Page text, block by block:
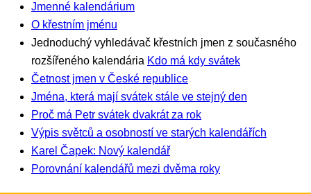
Jmenné kalendárium
O křestním jménu
Jednoduchý vyhledávač křestních jmen z současného
rozšířeného kalendária Kdo má kdy svátek
Četnost jmen v České republice
Jména, která mají svátek stále ve stejný den
Proč má Petr svátek dvakrát za rok
Výpis světců a osobností ve starých kalendářích
Karel Čapek: Nový kalendář
Porovnání kalendářů mezi dvěma roky